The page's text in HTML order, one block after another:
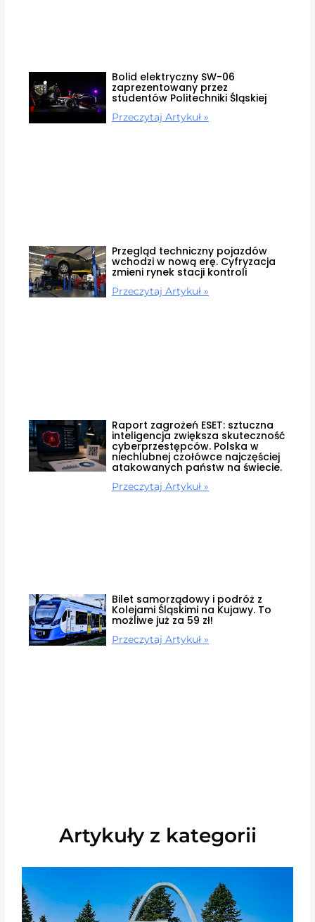
Bolid elektryczny SW-06
zaprezentowany przez
studentów Politechniki Śląskiej
Przeczytaj Artykuł »
Przegląd techniczny pojazdów
wchodzi w nową erę. Cyfryzacja
zmieni rynek stacji kontroli
Przeczytaj Artykuł »
Raport zagrożeń ESET: sztuczna
inteligencja zwiększa skuteczność
cyberprzestępców. Polska w
niechlubnej czołówce najczęściej
atakowanych państw na świecie.
Przeczytaj Artykuł »
Bilet samorządowy i podróż z
Kolejami Śląskimi na Kujawy. To
możliwe już za 59 zł!
Przeczytaj Artykuł »
Artykuły z kategorii